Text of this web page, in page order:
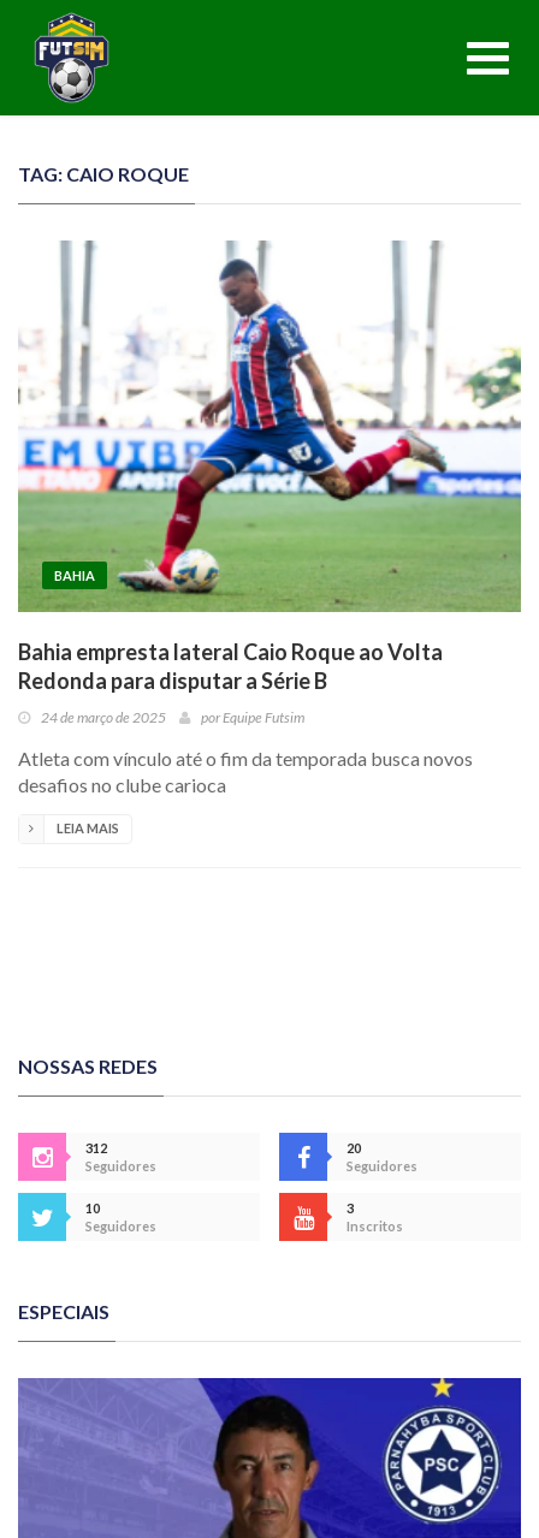
TAG: CAIO ROQUE
BAHIA
Bahia empresta lateral Caio Roque ao Volta
Redonda para disputar a Série B
24 de março de 2025 por Equipe Futsim
Atleta com vínculo até o fim da temporada busca novos
desafios no clube carioca
LEIA MAIS
NOSSAS REDES
312
Seguidores
20
Seguidores
10
Seguidores
3
Inscritos
ESPECIAIS